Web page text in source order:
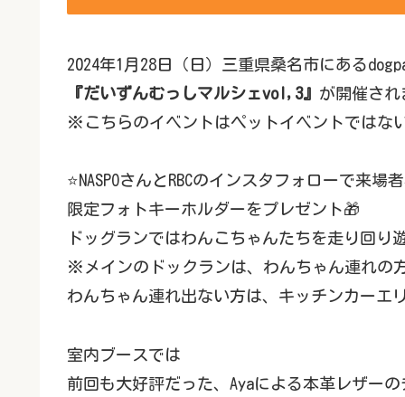
2024年1月28日（日）三重県桑名市にある
『だいずんむっしマルシェvol,3』 が開催され
※こちらのイベントはペットイベントではな
⭐️NASPOさんとRBCのインスタフォローで来
限定フォトキーホルダーをプレゼント🎁
ドッグランではわんこちゃんたちを走り回り
※メインのドックランは、わんちゃん連れの
わんちゃん連れ出ない方は、キッチンカーエ
室内ブースでは
前回も大好評だった、Ayaによる本革レザー